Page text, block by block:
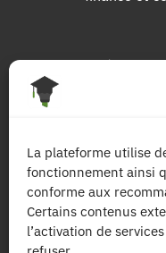
La plateforme utilise
fonctionnement ainsi
conforme aux
Certains contenus
l’activation de